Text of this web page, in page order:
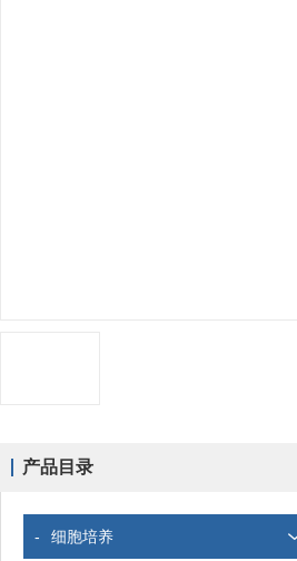
产品目录
- 细胞培养